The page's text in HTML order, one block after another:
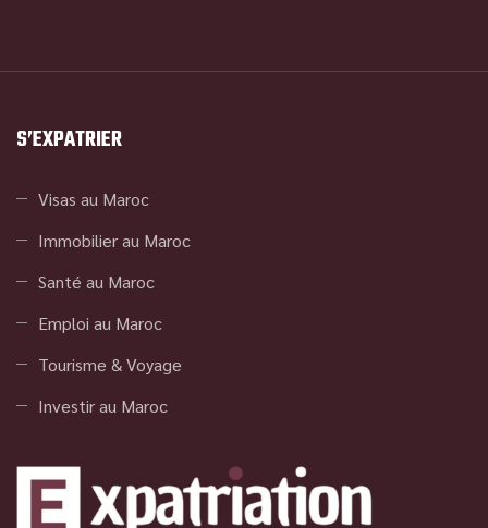
S’EXPATRIER
Visas au Maroc
Immobilier au Maroc
Santé au Maroc
Emploi au Maroc
Tourisme & Voyage
Investir au Maroc